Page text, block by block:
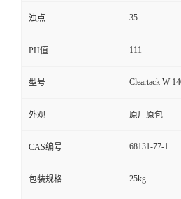
浊点 35
PH值 111
型号 Cleartack W-
外观 原厂原包
CAS编号 68131-77-1
包装规格 25kg